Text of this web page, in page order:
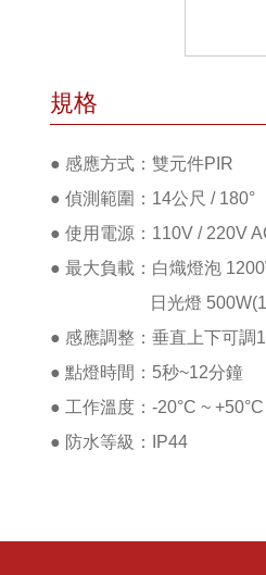
規格
● 感應方式：雙元件PIR
● 偵測範圍：14公尺 / 180°
● 使用電源：110V / 220V
● 最大負載：白熾燈泡
日光燈
● 感應調整：垂直上下可調
● 點燈時間：5秒~12分鐘
● 工作溫度：-20°C ~ +50°C
● 防水等級：IP44